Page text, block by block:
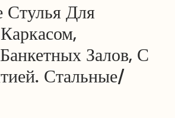
Стулья Для
Залов, С
Стальные/